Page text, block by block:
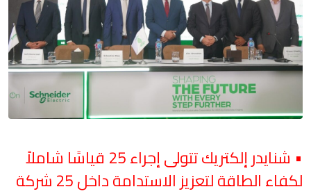
• شنايدر إلكتريك تتولى إجراء 25 قياسًا شاملاً
لكفاء الطاقةلتعزيز الاستدامة داخل 25 شركة